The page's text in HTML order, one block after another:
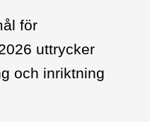
för
uttrycker
och inriktning